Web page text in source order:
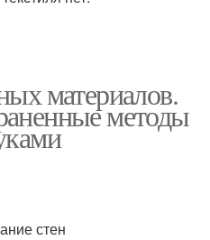
материалов.
методы
стен